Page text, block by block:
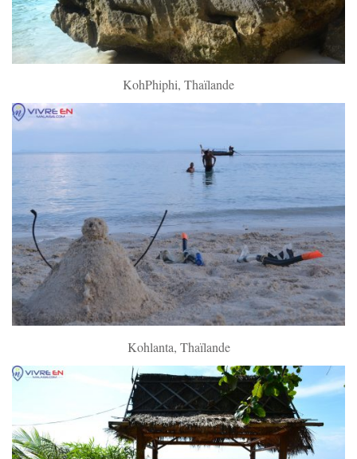
KohPhiphi, Thaïlande
Kohlanta, Thaïlande